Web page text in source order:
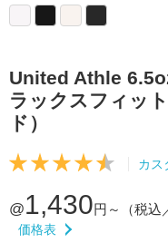
United Athle
ラックスフィッ
ド）
カス
@1,430円～ （税
価格表